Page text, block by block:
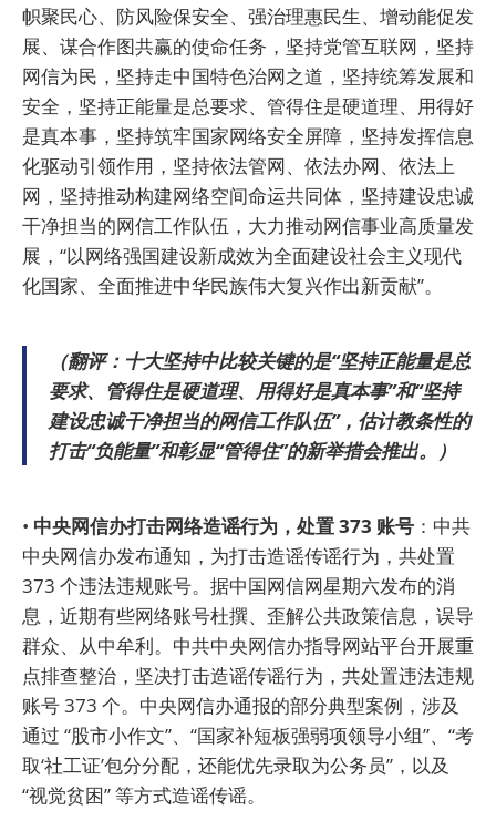
帜聚民心、防风险保安全、强治理惠民生、增动能促发
展、谋合作图共赢的使命任务，坚持党管互联网，坚持
网信为民，坚持走中国特色治网之道，坚持统筹发展和
安全，坚持正能量是总要求、管得住是硬道理、用得好
是真本事，坚持筑牢国家网络安全屏障，坚持发挥信息
化驱动引领作用，坚持依法管网、依法办网、依法上
网，坚持推动构建网络空间命运共同体，坚持建设忠诚
干净担当的网信工作队伍，大力推动网信事业高质量发
展，“以网络强国建设新成效为全面建设社会主义现代
化国家、全面推进中华民族伟大复兴作出新贡献”。
（翻评：十大坚持中比较关键的是“坚持正能量是总
要求、管得住是硬道理、用得好是真本事”和“坚持
建设忠诚干净担当的网信工作队伍”，估计教条性的
打击“负能量”和彰显“管得住”的新举措会推出。）
• 中央网信办打击网络造谣行为，处置 373 账号 ：中共
中央网信办发布通知，为打击造谣传谣行为，共处置
373 个违法违规账号。据中国网信网星期六发布的消
息，近期有些网络账号杜撰、歪解公共政策信息，误导
群众、从中牟利。中共中央网信办指导网站平台开展重
点排查整治，坚决打击造谣传谣行为，共处置违法违规
账号 373 个。中央网信办通报的部分典型案例，涉及
通过 “股市小作文”、“国家补短板强弱项领导小组”、“考
取‘社工证’包分分配，还能优先录取为公务员”，以及
“视觉贫困” 等方式造谣传谣。